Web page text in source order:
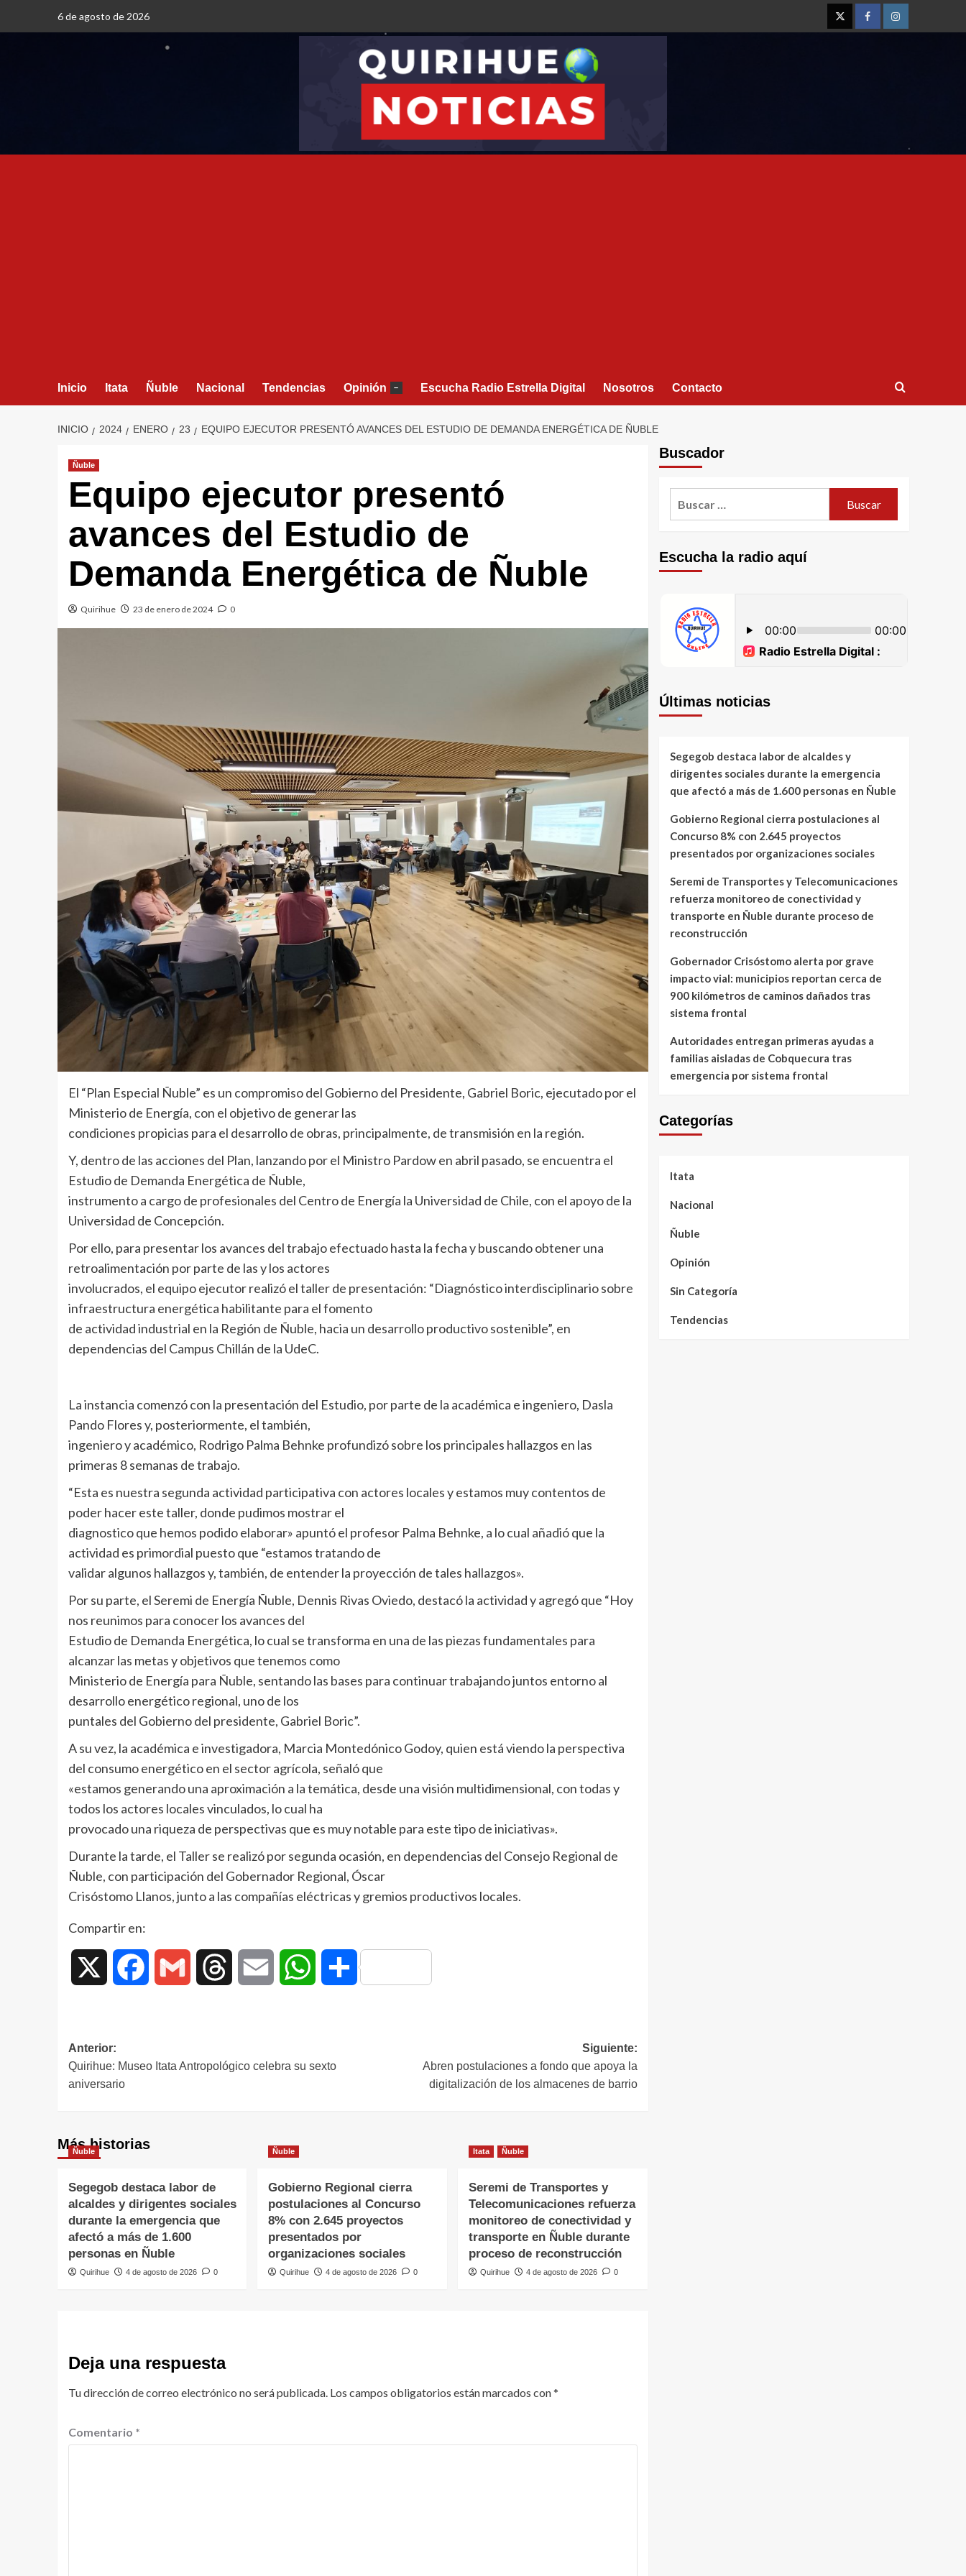
6 de agosto de 2026
Inicio Itata Ñuble Nacional Tendencias Opinión – Escucha Radio Estrella Digital Nosotros Contacto
INICIO 2024 ENERO 23 EQUIPO EJECUTOR PRESENTÓ AVANCES DEL ESTUDIO DE DEMANDA ENERGÉTICA DE ÑUBLE
Ñuble
Equipo ejecutor presentó
avances del Estudio de
Demanda Energética de Ñuble
Quirihue 23 de enero de 2024 0
El “Plan Especial Ñuble” es un compromiso del Gobierno del Presidente, Gabriel Boric, ejecutado por el
Ministerio de Energía, con el objetivo de generar las
condiciones propicias para el desarrollo de obras, principalmente, de transmisión en la región.
Y, dentro de las acciones del Plan, lanzando por el Ministro Pardow en abril pasado, se encuentra el
Estudio de Demanda Energética de Ñuble,
instrumento a cargo de profesionales del Centro de Energía la Universidad de Chile, con el apoyo de la
Universidad de Concepción.
Por ello, para presentar los avances del trabajo efectuado hasta la fecha y buscando obtener una
retroalimentación por parte de las y los actores
involucrados, el equipo ejecutor realizó el taller de presentación: “Diagnóstico interdisciplinario sobre
infraestructura energética habilitante para el fomento
de actividad industrial en la Región de Ñuble, hacia un desarrollo productivo sostenible”, en
dependencias del Campus Chillán de la UdeC.
La instancia comenzó con la presentación del Estudio, por parte de la académica e ingeniero, Dasla
Pando Flores y, posteriormente, el también,
ingeniero y académico, Rodrigo Palma Behnke profundizó sobre los principales hallazgos en las
primeras 8 semanas de trabajo.
“Esta es nuestra segunda actividad participativa con actores locales y estamos muy contentos de
poder hacer este taller, donde pudimos mostrar el
diagnostico que hemos podido elaborar» apuntó el profesor Palma Behnke, a lo cual añadió que la
actividad es primordial puesto que “estamos tratando de
validar algunos hallazgos y, también, de entender la proyección de tales hallazgos».
Por su parte, el Seremi de Energía Ñuble, Dennis Rivas Oviedo, destacó la actividad y agregó que “Hoy
nos reunimos para conocer los avances del
Estudio de Demanda Energética, lo cual se transforma en una de las piezas fundamentales para
alcanzar las metas y objetivos que tenemos como
Ministerio de Energía para Ñuble, sentando las bases para continuar trabajando juntos entorno al
desarrollo energético regional, uno de los
puntales del Gobierno del presidente, Gabriel Boric”.
A su vez, la académica e investigadora, Marcia Montedónico Godoy, quien está viendo la perspectiva
del consumo energético en el sector agrícola, señaló que
«estamos generando una aproximación a la temática, desde una visión multidimensional, con todas y
todos los actores locales vinculados, lo cual ha
provocado una riqueza de perspectivas que es muy notable para este tipo de iniciativas».
Durante la tarde, el Taller se realizó por segunda ocasión, en dependencias del Consejo Regional de
Ñuble, con participación del Gobernador Regional, Óscar
Crisóstomo Llanos, junto a las compañías eléctricas y gremios productivos locales.
Compartir en:
Facebook Gmail Threads Email WhatsAppCompartir
Anterior:
Quirihue: Museo Itata Antropológico celebra su sexto
aniversario
Siguiente:
Abren postulaciones a fondo que apoya la
digitalización de los almacenes de barrio
Más historias
Ñuble
Segegob destaca labor de
alcaldes y dirigentes sociales
durante la emergencia que
afectó a más de 1.600
personas en Ñuble
Quirihue 4 de agosto de 2026 0
Ñuble
Gobierno Regional cierra
postulaciones al Concurso
8% con 2.645 proyectos
presentados por
organizaciones sociales
Quirihue 4 de agosto de 2026 0
Itata Ñuble
Seremi de Transportes y
Telecomunicaciones refuerza
monitoreo de conectividad y
transporte en Ñuble durante
proceso de reconstrucción
Quirihue 4 de agosto de 2026 0
Deja una respuesta
Tu dirección de correo electrónico no será publicada. Los campos obligatorios están marcados con*
Comentario *
Buscador
Escucha la radio aquí
Últimas noticias
Segegob destaca labor de alcaldes y
dirigentes sociales durante la emergencia
que afectó a más de 1.600 personas en Ñuble
Gobierno Regional cierra postulaciones al
Concurso 8% con 2.645 proyectos
presentados por organizaciones sociales
Seremi de Transportes y Telecomunicaciones
refuerza monitoreo de conectividad y
transporte en Ñuble durante proceso de
reconstrucción
Gobernador Crisóstomo alerta por grave
impacto vial: municipios reportan cerca de
900 kilómetros de caminos dañados tras
sistema frontal
Autoridades entregan primeras ayudas a
familias aisladas de Cobquecura tras
emergencia por sistema frontal
Categorías
Itata
Nacional
Ñuble
Opinión
Sin Categoría
Tendencias